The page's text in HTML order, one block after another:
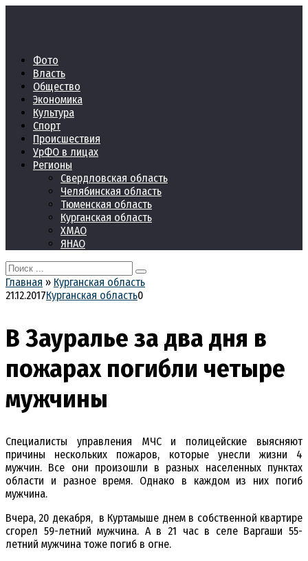
Фото
Власть
Общество
Экономика
Культура
Спорт
Происшествия
УрФО в лицах
Регионы
Свердловская область
Челябинская область
Тюменская область
Курганская область
ХМАО
ЯНАО
Search
for:
Главная » Курганская область
21.12.2017Курганская область0
В Зауралье за два дня в
пожарах погибли четыре
мужчины
Специалисты управления МЧС и полицейские выясняют
причины нескольких пожаров, которые унесли жизни 4
мужчин. Все они произошли в разных населенных пунктах
области и разное время. Однако в каждом из них погиб
мужчина.
Вчера, 20 декабря, в Куртамыше днем в собственной квартире
сгорел 59-летний мужчина. А в 21 час в селе Варгаши 55-
летний мужчина тоже погиб в огне.